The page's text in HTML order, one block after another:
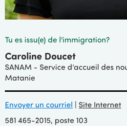
Tu es issu(e) de l'immigration?
Caroline Doucet
SANAM - Service d’accueil des
Matanie
Envoyer un courriel
Site Internet
581 465-2015, poste 103